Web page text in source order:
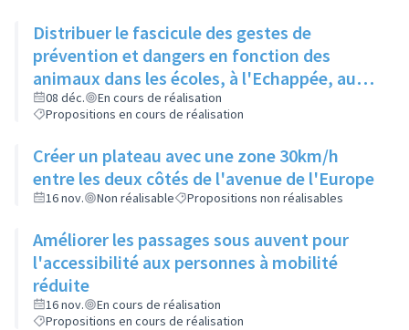
Distribuer le fascicule des gestes de
prévention et dangers en fonction des
animaux dans les écoles, à l'Echappée, aux
Centres Sociaux.... et l'insérer dans le
Rilliard en version détachable.
08 déc.
En cours de réalisation
Propositions en cours de réalisation
Créer un plateau avec une zone 30km/h
entre les deux côtés de l'avenue de l'Europe
16 nov. Non réalisable Propositions non réalisables
Améliorer les passages sous auvent pour
l'accessibilité aux personnes à mobilité
réduite
16 nov.
En cours de réalisation
Propositions en cours de réalisation